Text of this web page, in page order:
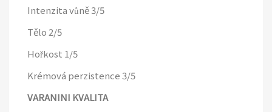
Intenzita vůně 3/5
Tělo 2/5
Hořkost 1/5
Krémová perzistence 3/5
VARANINI KVALITA